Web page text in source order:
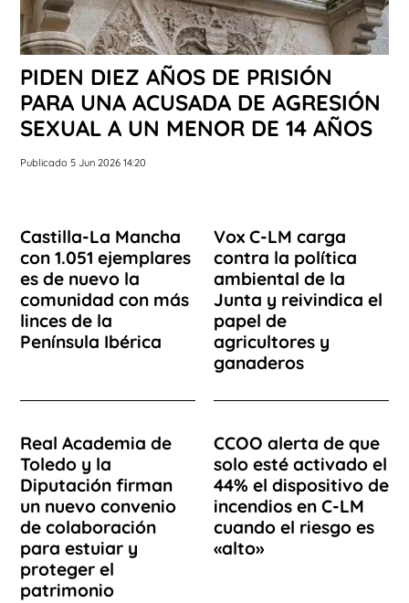
PIDEN DIEZ AÑOS DE PRISIÓN
PARA UNA ACUSADA DE AGRESIÓN
SEXUAL A UN MENOR DE 14 AÑOS
Publicado 5 Jun 2026 14:20
Castilla-La Mancha
con 1.051 ejemplares
es de nuevo la
comunidad con más
linces de la
Península Ibérica
Vox C-LM carga
contra la política
ambiental de la
Junta y reivindica el
papel de
agricultores y
ganaderos
Real Academia de
Toledo y la
Diputación firman
un nuevo convenio
de colaboración
para estuiar y
proteger el
patrimonio
CCOO alerta de que
solo esté activado el
44% el dispositivo de
incendios en C-LM
cuando el riesgo es
«alto»